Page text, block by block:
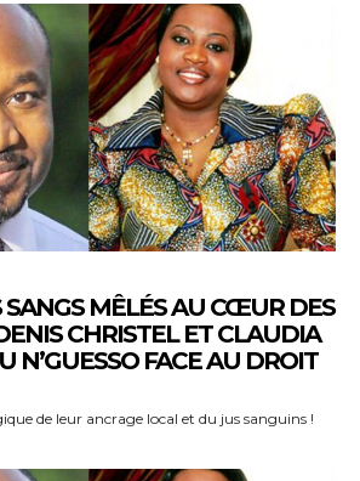
SANGS MÊLÉS AU CŒUR DES
CHRISTEL ET CLAUDIA
N’GUESSO FACE AU DROIT
de leur ancrage local et du jus sanguins !